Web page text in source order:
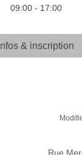
09:00 - 17:00
Infos & inscription
Rue